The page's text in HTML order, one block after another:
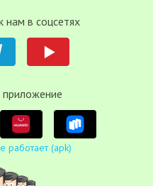
нам в соцсетях
приложение
работает (apk)